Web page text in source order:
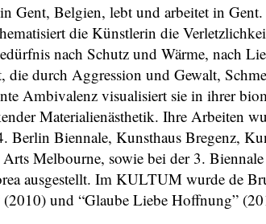
Gent, Belgien, lebt und arbeitet in
die Künstlerin die
nach Schutz und Wärme, nach
die durch Aggression und Gewalt,
Ambivalenz visualisiert sie in ihrer
Materialienästhetik. Ihre Arbeiten
Berlin Biennale, Kunsthaus Bregenz,
Melbourne, sowie bei der 3.
ausgestellt. Im KULTUM wurde de
(2010) und “Glaube Liebe Hoffnung”